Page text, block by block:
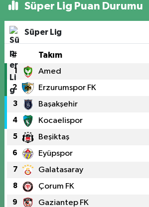
Süper Lig Puan Durumu
Süper Lig
# Takım
1 Amed
2 Erzurumspor FK
3 Başakşehir
4 Kocaelispor
5 Beşiktaş
6 Eyüpspor
7 Galatasaray
8 Çorum FK
9 Gaziantep FK